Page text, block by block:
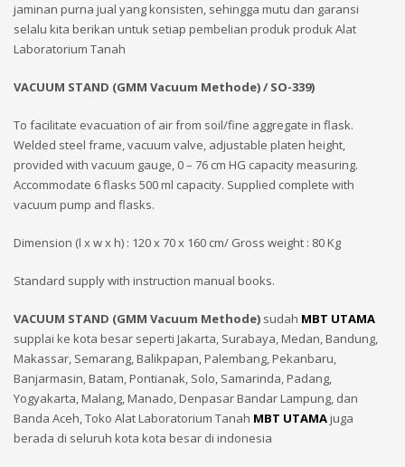
jaminan purna jual yang konsisten, sehingga mutu dan garansi
selalu kita berikan untuk setiap pembelian produk produk Alat
Laboratorium Tanah
VACUUM STAND (GMM Vacuum Methode) / SO-339)
To facilitate evacuation of air from soil/fine aggregate in flask.
Welded steel frame, vacuum valve, adjustable platen height,
provided with vacuum gauge, 0 – 76 cm HG capacity measuring.
Accommodate 6 flasks 500 ml capacity. Supplied complete with
vacuum pump and flasks.
Dimension (l x w x h) : 120 x 70 x 160 cm/ Gross weight : 80 Kg
Standard supply with instruction manual books.
VACUUM STAND (GMM Vacuum Methode) sudah MBT UTAMA
supplai ke kota besar seperti Jakarta, Surabaya, Medan, Bandung,
Makassar, Semarang, Balikpapan, Palembang, Pekanbaru,
Banjarmasin, Batam, Pontianak, Solo, Samarinda, Padang,
Yogyakarta, Malang, Manado, Denpasar Bandar Lampung, dan
Banda Aceh, Toko Alat Laboratorium Tanah MBT UTAMAjuga
berada di seluruh kota kota besar di indonesia